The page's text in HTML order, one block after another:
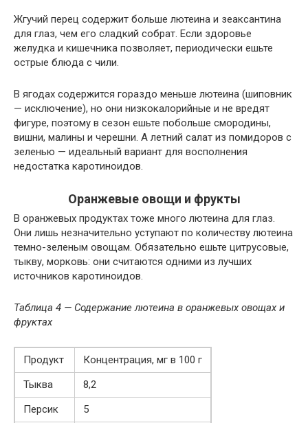
Жгучий перец содержит больше лютеина и зеаксантина
для глаз, чем его сладкий собрат. Если здоровье
желудка и кишечника позволяет, периодически ешьте
острые блюда с чили.
В ягодах содержится гораздо меньше лютеина (шиповник
— исключение), но они низкокалорийные и не вредят
фигуре, поэтому в сезон ешьте побольше смородины,
вишни, малины и черешни. А летний салат из помидоров с
зеленью — идеальный вариант для восполнения
недостатка каротиноидов.
Оранжевые овощи и фрукты
В оранжевых продуктах тоже много лютеина для глаз.
Они лишь незначительно уступают по количеству лютеина
темно-зеленым овощам. Обязательно ешьте цитрусовые,
тыкву, морковь: они считаются одними из лучших
источников каротиноидов.
Таблица 4 — Содержание лютеина в оранжевых овощах и
фруктах
Продукт
Концентрация, мг в 100 г
Тыква
8,2
Персик
5